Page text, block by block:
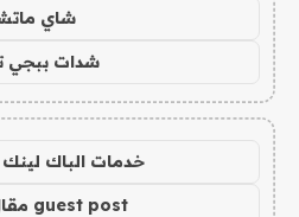
شاي
شدات ببجي
خدمات الباك
guest post مقال ضيف